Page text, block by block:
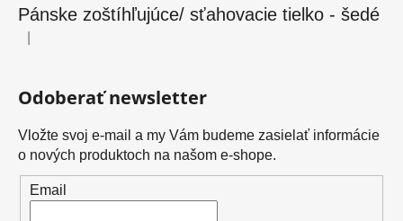
Pánske zoštíhľujúce/ sťahovacie tielko - šedé
Hodnotenie produktu je 5 z 5 hviezdičiek.
Odoberať newsletter
Vložte svoj e-mail a my Vám budeme zasielať informácie
o nových produktoch na našom e-shope.
Email